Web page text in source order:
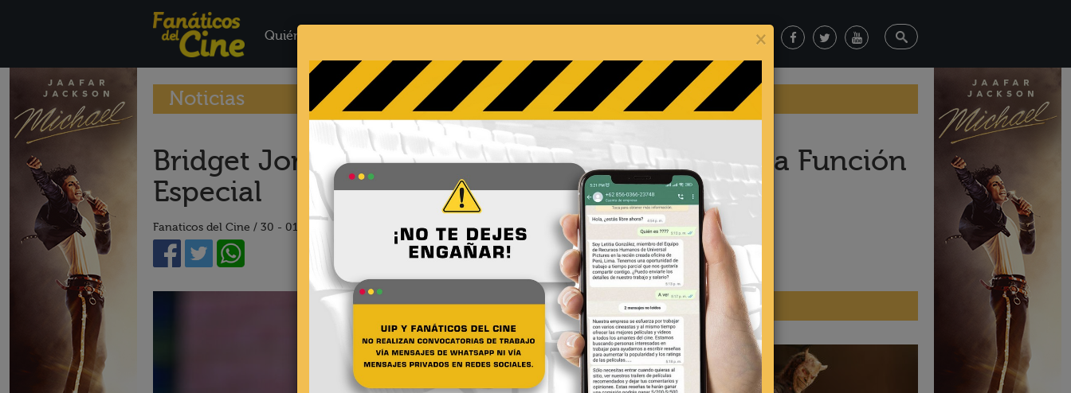
Quiénes Somos
Noticias
Bridget Jones: Loca Por Él – Gana entradas a la Función
Especial
Fanaticos del Cine / 30 - 01 - 25
Noticias
×